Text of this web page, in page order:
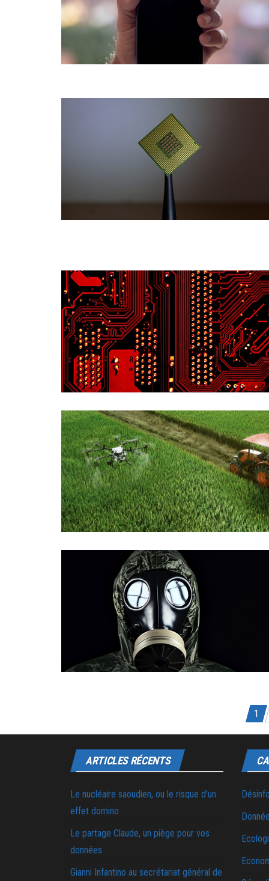
Pagination des publications 1
ARTICLES RÉCENTS
Le nucléaire saoudien, ou le risque d’un
effet domino
Le partage Claude, un piège pour vos
données
Gianni Infantino au secrétariat général de